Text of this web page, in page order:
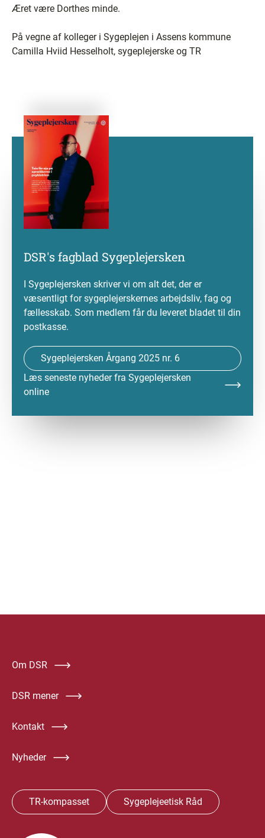
Æret være Dorthes minde.
På vegne af kolleger i Sygeplejen i Assens kommune
Camilla Hviid Hesselholt, sygeplejerske og TR
DSR's fagblad Sygeplejersken
I Sygeplejersken skriver vi om alt det, der er
væsentligt for sygeplejerskernes arbejdsliv, fag og
fællesskab. Som medlem får du leveret bladet til din
postkasse.
Sygeplejersken Årgang 2025 nr. 6
Læs seneste nyheder fra Sygeplejersken
online
Om DSR
DSR mener
Kontakt
Nyheder
TR-kompasset Sygeplejeetisk Råd